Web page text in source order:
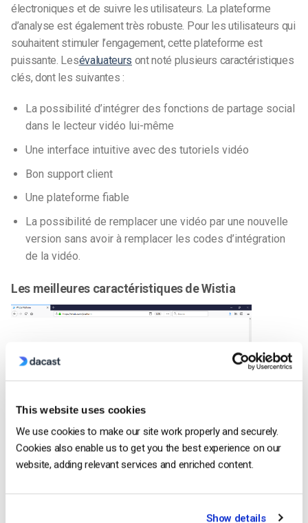
This website uses cookies
We use cookies to make our site work properly and securely.
Cookies also enable us to get you the best experience on our
website, adding relevant services and enriched content.
Show details
électroniques et de suivre les utilisateurs. La plateforme
d’analyse est également très robuste. Pour les utilisateurs qui
souhaitent stimuler l’engagement, cette plateforme est
puissante. Lesévaluateurs ont noté plusieurs caractéristiques
clés, dont les suivantes :
La possibilité d’intégrer des fonctions de partage social
dans le lecteur vidéo lui-même
Une interface intuitive avec des tutoriels vidéo
Bon support client
Une plateforme fiable
La possibilité de remplacer une vidéo par une nouvelle
version sans avoir à remplacer les codes d’intégration
de la vidéo.
Les meilleures caractéristiques de Wistia
L’une des
principales caractéristiques de Wistia est la “carte thermique”.
Cela vous permet de voir quelles parties de la vidéo le
thermiques fournissent des informations exploitables sur le